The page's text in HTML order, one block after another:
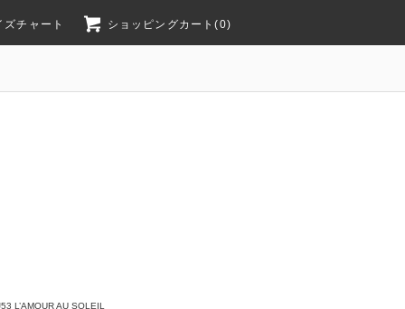
チャート ショッピングカート(0)
L’AMOUR AU SOLEIL